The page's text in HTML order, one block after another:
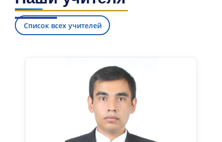
Список всех учителей